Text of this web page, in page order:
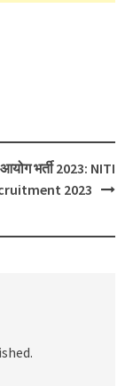
भर्ती 2023: NITI
2023